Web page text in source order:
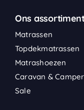
Ons
Matrassen
Topdekmatrassen
Matrashoezen
Caravan & Camper
Sale